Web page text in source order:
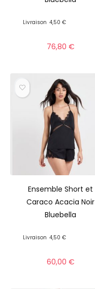
Livraison 4,50 €
76,80 €
Ensemble Short et
Caraco Acacia Noir
Bluebella
Livraison 4,50 €
60,00 €